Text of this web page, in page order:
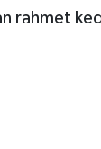
rahmet